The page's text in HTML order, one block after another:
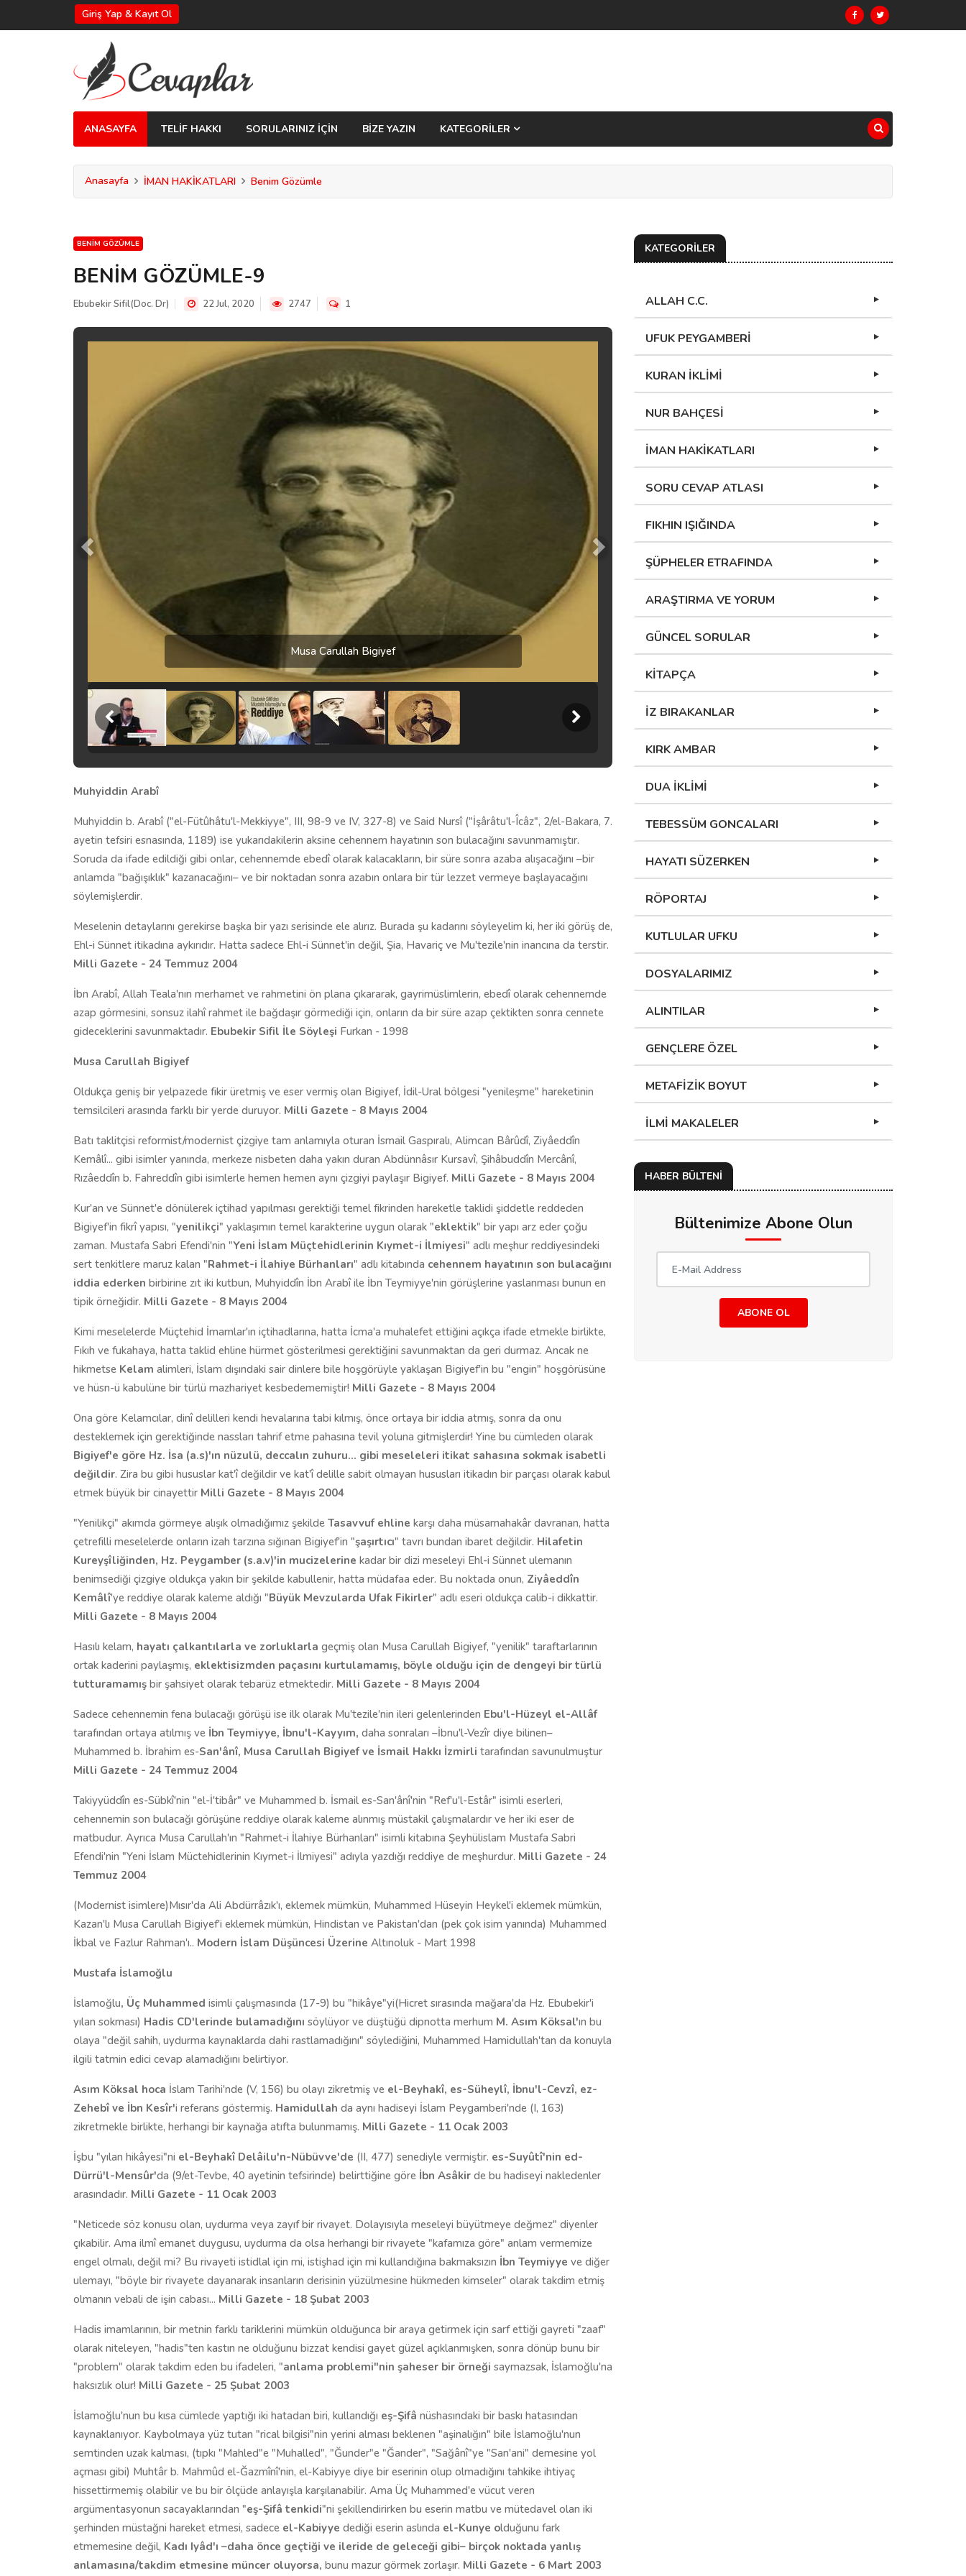
Giriş Yap & Kayıt Ol
ANASAYFA TELİF HAKKI SORULARINIZ İÇİN BİZE YAZIN KATEGORİLER
Anasayfa İMAN HAKİKATLARI Benim Gözümle
BENIM GÖZÜMLE
BENİM GÖZÜMLE-9
Ebubekir Sifil(Doc. Dr) 22 Jul, 2020 2747 1
Musa Carullah Bigiyef
Muhyiddin Arabî
Muhyiddin b. Arabî ("el-Fütûhâtu'l-Mekkiyye", III, 98-9 ve IV, 327-8) ve Said Nursî ("İşârâtu'l-Îcâz", 2/el-Bakara, 7.
ayetin tefsiri esnasında, 1189) ise yukarıdakilerin aksine cehennem hayatının son bulacağını savunmamıştır.
Soruda da ifade edildiği gibi onlar, cehennemde ebedî olarak kalacakların, bir süre sonra azaba alışacağını –bir
anlamda "bağışıklık" kazanacağını– ve bir noktadan sonra azabın onlara bir tür lezzet vermeye başlayacağını
söylemişlerdir.
Meselenin detaylarını gerekirse başka bir yazı serisinde ele alırız. Burada şu kadarını söyleyelim ki, her iki görüş de,
Ehl-i Sünnet itikadına aykırıdır. Hatta sadece Ehl-i Sünnet'in değil, Şia, Havariç ve Mu'tezile'nin inancına da terstir.
Milli Gazete - 24 Temmuz 2004
İbn Arabî, Allah Teala'nın merhamet ve rahmetini ön plana çıkararak, gayrimüslimlerin, ebedî olarak cehennemde
azap görmesini, sonsuz ilahî rahmet ile bağdaşır görmediği için, onların da bir süre azap çektikten sonra cennete
gideceklerini savunmaktadır. Ebubekir Sifil İle Söyleşi Furkan - 1998
Musa Carullah Bigiyef
Oldukça geniş bir yelpazede fikir üretmiş ve eser vermiş olan Bigiyef, İdil-Ural bölgesi "yenileşme" hareketinin
temsilcileri arasında farklı bir yerde duruyor. Milli Gazete - 8 Mayıs 2004
Batı taklitçisi reformist/modernist çizgiye tam anlamıyla oturan İsmail Gaspıralı, Alimcan Bârûdî, Ziyâeddîn
Kemâlî... gibi isimler yanında, merkeze nisbeten daha yakın duran Abdünnâsır Kursavî, Şihâbuddîn Mercânî,
Rızâeddîn b. Fahreddîn gibi isimlerle hemen hemen aynı çizgiyi paylaşır Bigiyef. Milli Gazete - 8 Mayıs 2004
Kur'an ve Sünnet'e dönülerek içtihad yapılması gerektiği temel fikrinden hareketle taklidi şiddetle reddeden
Bigiyef'in fikrî yapısı, "yenilikçi" yaklaşımın temel karakterine uygun olarak "eklektik" bir yapı arz eder çoğu
zaman. Mustafa Sabri Efendi'nin "Yeni İslam Müçtehidlerinin Kıymet-i İlmiyesi" adlı meşhur reddiyesindeki
sert tenkitlere maruz kalan "Rahmet-i İlahiye Bürhanları" adlı kitabında cehennem hayatının son bulacağını
iddia ederken birbirine zıt iki kutbun, Muhyiddîn İbn Arabî ile İbn Teymiyye'nin görüşlerine yaslanması bunun en
tipik örneğidir. Milli Gazete - 8 Mayıs 2004
Kimi meselelerde Müçtehid İmamlar'ın içtihadlarına, hatta İcma'a muhalefet ettiğini açıkça ifade etmekle birlikte,
Fıkıh ve fukahaya, hatta taklid ehline hürmet gösterilmesi gerektiğini savunmaktan da geri durmaz. Ancak ne
hikmetse Kelam alimleri, İslam dışındaki sair dinlere bile hoşgörüyle yaklaşan Bigiyef'in bu "engin" hoşgörüsüne
ve hüsn-ü kabulüne bir türlü mazhariyet kesbedememiştir! Milli Gazete - 8 Mayıs 2004
Ona göre Kelamcılar, dinî delilleri kendi hevalarına tabi kılmış, önce ortaya bir iddia atmış, sonra da onu
desteklemek için gerektiğinde nassları tahrif etme pahasına tevil yoluna gitmişlerdir! Yine bu cümleden olarak
Bigiyef'e göre Hz. İsa (a.s)'ın nüzulü, deccalın zuhuru... gibi meseleleri itikat sahasına sokmak isabetli
değildir. Zira bu gibi hususlar kat'î değildir ve kat'î delille sabit olmayan hususları itikadın bir parçası olarak kabul
etmek büyük bir cinayettir Milli Gazete - 8 Mayıs 2004
"Yenilikçi" akımda görmeye alışık olmadığımız şekilde Tasavvuf ehline karşı daha müsamahakâr davranan, hatta
çetrefilli meselelerde onların izah tarzına sığınan Bigiyef'in "şaşırtıcı" tavrı bundan ibaret değildir. Hilafetin
Kureyşîliğinden, Hz. Peygamber (s.a.v)'in mucizelerine kadar bir dizi meseleyi Ehl-i Sünnet ulemanın
benimsediği çizgiye oldukça yakın bir şekilde kabullenir, hatta müdafaa eder. Bu noktada onun, Ziyâeddîn
Kemâlî'ye reddiye olarak kaleme aldığı "Büyük Mevzularda Ufak Fikirler" adlı eseri oldukça calib-i dikkattir.
Milli Gazete - 8 Mayıs 2004
Hasılı kelam, hayatı çalkantılarla ve zorluklarla geçmiş olan Musa Carullah Bigiyef, "yenilik" taraftarlarının
ortak kaderini paylaşmış, eklektisizmden paçasını kurtulamamış, böyle olduğu için de dengeyi bir türlü
tutturamamış bir şahsiyet olarak tebarüz etmektedir. Milli Gazete - 8 Mayıs 2004
Sadece cehennemin fena bulacağı görüşü ise ilk olarak Mu'tezile'nin ileri gelenlerinden Ebu'l-Hüzeyl el-Allâf
tarafından ortaya atılmış ve İbn Teymiyye, İbnu'l-Kayyım, daha sonraları –İbnu'l-Vezîr diye bilinen–
Muhammed b. İbrahim es-San'ânî, Musa Carullah Bigiyef ve İsmail Hakkı İzmirli tarafından savunulmuştur
Milli Gazete - 24 Temmuz 2004
Takiyyüddîn es-Sübkî'nin "el-İ'tibâr" ve Muhammed b. İsmail es-San'ânî'nin "Ref'u'l-Estâr" isimli eserleri,
cehennemin son bulacağı görüşüne reddiye olarak kaleme alınmış müstakil çalışmalardır ve her iki eser de
matbudur. Ayrıca Musa Carullah'ın "Rahmet-i İlahiye Bürhanları" isimli kitabına Şeyhülislam Mustafa Sabri
Efendi'nin "Yeni İslam Müctehidlerinin Kıymet-i İlmiyesi" adıyla yazdığı reddiye de meşhurdur. Milli Gazete - 24
Temmuz 2004
(Modernist isimlere)Mısır'da Ali Abdürrâzık'ı, eklemek mümkün, Muhammed Hüseyin Heykel'i eklemek mümkün,
Kazan'lı Musa Carullah Bigiyef'i eklemek mümkün, Hindistan ve Pakistan'dan (pek çok isim yanında) Muhammed
İkbal ve Fazlur Rahman'ı.. Modern İslam Düşüncesi Üzerine Altınoluk - Mart 1998
Mustafa İslamoğlu
İslamoğlu, Üç Muhammed isimli çalışmasında (17-9) bu "hikâye"yi(Hicret sırasında mağara'da Hz. Ebubekir'i
yılan sokması) Hadis CD'lerinde bulamadığını söylüyor ve düştüğü dipnotta merhum M. Asım Köksal'ın bu
olaya "değil sahih, uydurma kaynaklarda dahi rastlamadığını" söylediğini, Muhammed Hamidullah'tan da konuyla
ilgili tatmin edici cevap alamadığını belirtiyor.
Asım Köksal hoca İslam Tarihi'nde (V, 156) bu olayı zikretmiş ve el-Beyhakî, es-Süheylî, İbnu'l-Cevzî, ez-
Zehebî ve İbn Kesîr'i referans göstermiş. Hamidullah da aynı hadiseyi İslam Peygamberi'nde (I, 163)
zikretmekle birlikte, herhangi bir kaynağa atıfta bulunmamış. Milli Gazete - 11 Ocak 2003
İşbu "yılan hikâyesi"ni el-Beyhakî Delâilu'n-Nübüvve'de (II, 477) senediyle vermiştir. es-Suyûtî'nin ed-
Dürrü'l-Mensûr'da (9/et-Tevbe, 40 ayetinin tefsirinde) belirttiğine göre İbn Asâkir de bu hadiseyi nakledenler
arasındadır. Milli Gazete - 11 Ocak 2003
"Neticede söz konusu olan, uydurma veya zayıf bir rivayet. Dolayısıyla meseleyi büyütmeye değmez" diyenler
çıkabilir. Ama ilmî emanet duygusu, uydurma da olsa herhangi bir rivayete "kafamıza göre" anlam vermemize
engel olmalı, değil mi? Bu rivayeti istidlal için mi, istişhad için mi kullandığına bakmaksızın İbn Teymiyye ve diğer
ulemayı, "böyle bir rivayete dayanarak insanların derisinin yüzülmesine hükmeden kimseler" olarak takdim etmiş
olmanın vebali de işin cabası... Milli Gazete - 18 Şubat 2003
Hadis imamlarının, bir metnin farklı tariklerini mümkün olduğunca bir araya getirmek için sarf ettiği gayreti "zaaf"
olarak niteleyen, "hadis"ten kastın ne olduğunu bizzat kendisi gayet güzel açıklanmışken, sonra dönüp bunu bir
"problem" olarak takdim eden bu ifadeleri, "anlama problemi"nin şaheser bir örneği saymazsak, İslamoğlu'na
haksızlık olur! Milli Gazete - 25 Şubat 2003
İslamoğlu'nun bu kısa cümlede yaptığı iki hatadan biri, kullandığı eş-Şifâ nüshasındaki bir baskı hatasından
kaynaklanıyor. Kaybolmaya yüz tutan "rical bilgisi"nin yerini alması beklenen "aşinalığın" bile İslamoğlu'nun
semtinden uzak kalması, (tıpkı "Mahled"e "Muhalled", "Ğunder"e "Ğander", "Sağânî"ye "San'ani" demesine yol
açması gibi) Muhtâr b. Mahmûd el-Ğazmînî'nin, el-Kabiyye diye bir eserinin olup olmadığını tahkike ihtiyaç
hissettirmemiş olabilir ve bu bir ölçüde anlayışla karşılanabilir. Ama Üç Muhammed'e vücut veren
argümentasyonun sacayaklarından "eş-Şifâ tenkidi"ni şekillendirirken bu eserin matbu ve mütedavel olan iki
şerhinden müstağni hareket etmesi, sadece el-Kabiyye dediği eserin aslında el-Kunye olduğunu fark
etmemesine değil, Kadı Iyâd'ı –daha önce geçtiği ve ileride de geleceği gibi– birçok noktada yanlış
anlamasına/takdim etmesine müncer oluyorsa, bunu mazur görmek zorlaşır. Milli Gazete - 6 Mart 2003
KATEGORİLER
ALLAH C.C.
UFUK PEYGAMBERİ
KURAN İKLİMİ
NUR BAHÇESİ
İMAN HAKİKATLARI
SORU CEVAP ATLASI
FIKHIN IŞIĞINDA
ŞÜPHELER ETRAFINDA
ARAŞTIRMA VE YORUM
GÜNCEL SORULAR
KİTAPÇA
İZ BIRAKANLAR
KIRK AMBAR
DUA İKLİMİ
TEBESSÜM GONCALARI
HAYATI SÜZERKEN
RÖPORTAJ
KUTLULAR UFKU
DOSYALARIMIZ
ALINTILAR
GENÇLERE ÖZEL
METAFİZİK BOYUT
İLMİ MAKALELER
HABER BÜLTENİ
Bültenimize Abone Olun
ABONE OL